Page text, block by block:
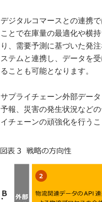
デジタルコマースとの連携
ことで在庫量の最適化や横
り、需要予測に基づいた発
ステムと連携し、データを
ることも可能となります。
サプライチェーン外部デー
予報、災害の発生状況など
イチェーンの頑強化を行うこ